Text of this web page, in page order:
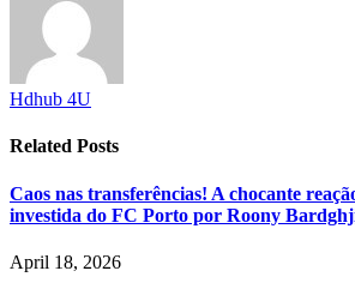
Hdhub 4U
Related Posts
Caos nas transferências! A chocante
investida do FC Porto por Roony
April 18, 2026